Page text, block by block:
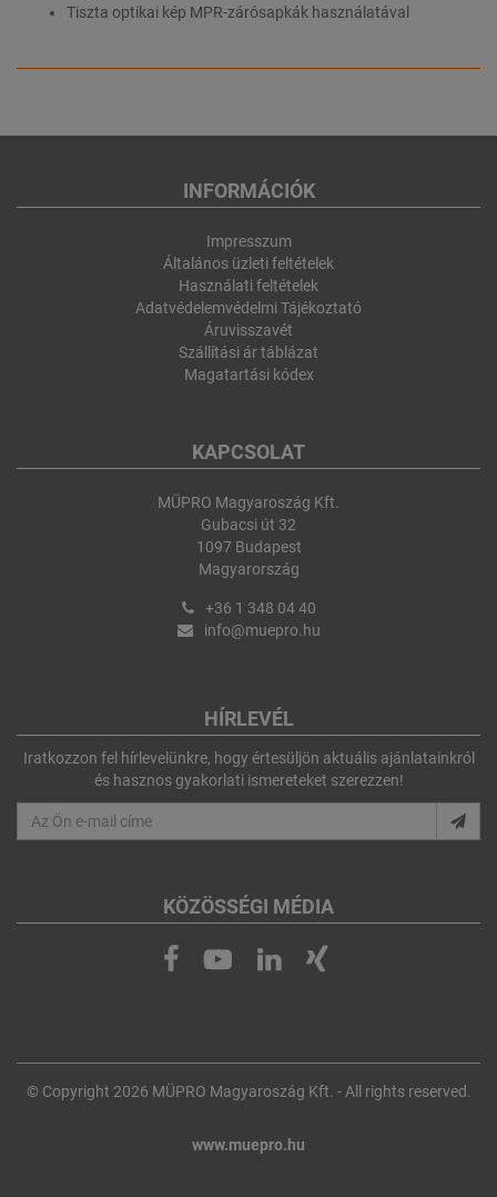
Tiszta optikai kép MPR-zárósapkák használatával
INFORMÁCIÓK
Impresszum
Általános üzleti feltételek
Használati feltételek
Adatvédelemvédelmi Tájékoztató
Áruvisszavét
Szállítási ár táblázat
Magatartási kódex
KAPCSOLAT
MÜPRO Magyaroszág Kft.
Gubacsi út 32
1097 Budapest
Magyarország
+36 1 348 04 40
info@muepro.hu
HÍRLEVÉL
Iratkozzon fel hírlevelünkre, hogy értesüljön aktuális ajánlatainkról
és hasznos gyakorlati ismereteket szerezzen!
KÖZÖSSÉGI MÉDIA
© Copyright 2026 MÜPRO Magyaroszág Kft. - All rights reserved.
www.muepro.hu